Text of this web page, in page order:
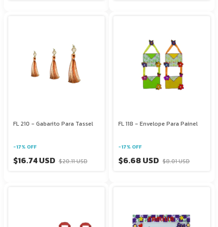
FL 210 - Gabarito Para Tassel
-17% OFF
$16.74 USD $20.11 USD
FL 118 - Envelope Para Painel
-17% OFF
$6.68 USD $8.01 USD